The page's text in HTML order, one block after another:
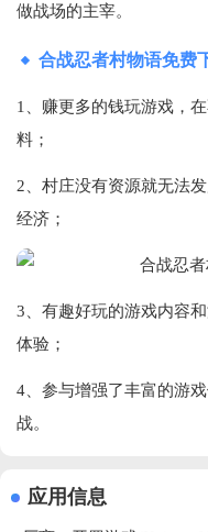
做战场的主宰。
合战忍者村物语免费
1、赚更多的钱玩游戏，
料；
2、村庄没有资源就无法
经济；
3、有趣好玩的游戏内容
体验；
4、参与增强了丰富的游
战。
应用信息